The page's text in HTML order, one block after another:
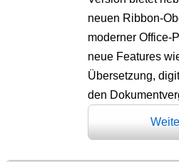
neuen Ribbon-
moderner Office-
neue Features
Übersetzung,
den